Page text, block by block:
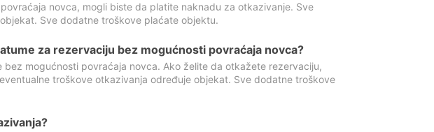
novca, mogli biste da platite naknadu za otkazivanje. Sve
Sve dodatne troškove plaćate objektu.
za rezervaciju bez mogućnosti povraćaja novca?
mogućnosti povraćaja novca. Ako želite da otkažete rezervaciju,
troškove otkazivanja određuje objekat. Sve dodatne troškove